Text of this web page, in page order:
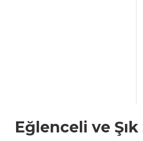
Eğlenceli ve